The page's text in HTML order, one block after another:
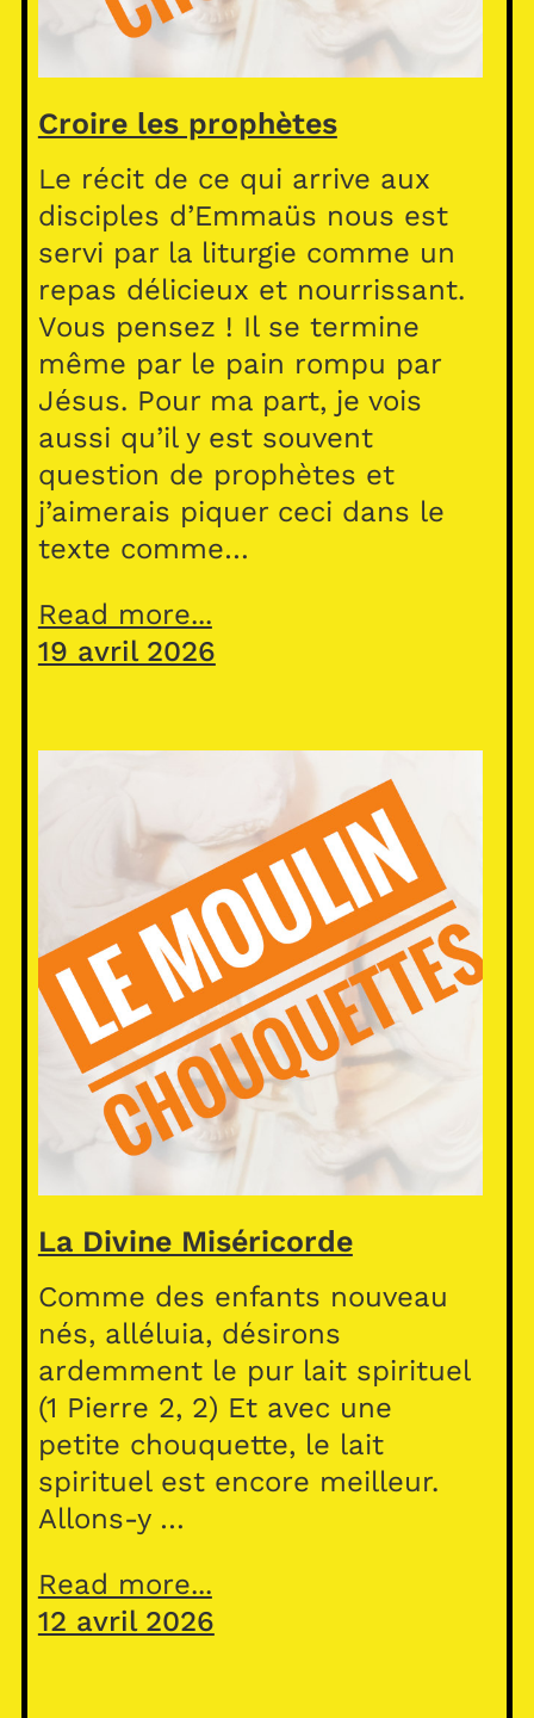
Croire les prophètes
Le récit de ce qui arrive aux
disciples d’Emmaüs nous est
servi par la liturgie comme un
repas délicieux et nourrissant.
Vous pensez ! Il se termine
même par le pain rompu par
Jésus. Pour ma part, je vois
aussi qu’il y est souvent
question de prophètes et
j’aimerais piquer ceci dans le
texte comme…
Read more...
19 avril 2026
La Divine Miséricorde
Comme des enfants nouveau
nés, alléluia, désirons
ardemment le pur lait spirituel
(1 Pierre 2, 2) Et avec une
petite chouquette, le lait
spirituel est encore meilleur.
Allons-y …
Read more...
12 avril 2026